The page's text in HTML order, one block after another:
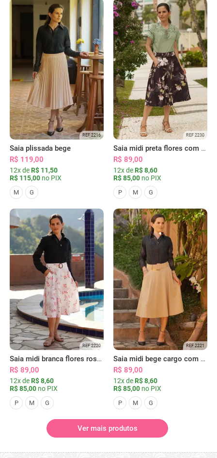
REF 2216
Saia plissada bege
R$ 119,00
12x de R$ 11,50
R$ 115,00 no PIX
M G
REF 2230
Saia midi preta flores com bolsos
R$ 89,00
12x de R$ 8,60
R$ 85,00 no PIX
P M G
REF 2220
Saia midi branca flores rosas com bolsos
R$ 89,00
12x de R$ 8,60
R$ 85,00 no PIX
P M G
REF 2221
Saia midi bege cargo com bolsos
R$ 89,00
12x de R$ 8,60
R$ 85,00 no PIX
P M G
Ver mais produtos